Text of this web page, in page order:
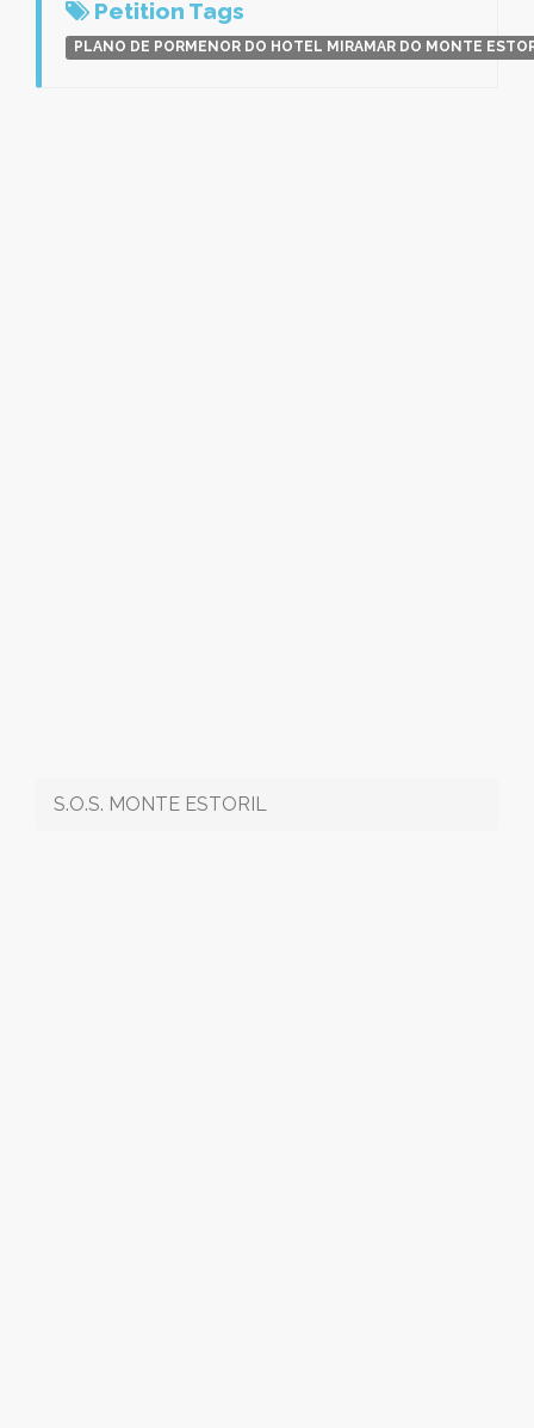
Petition Tags
PLANO DE PORMENOR DO HOTEL MIRAMAR DO MONTE
S.O.S. MONTE ESTORIL